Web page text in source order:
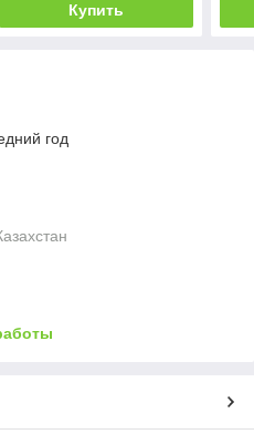
Купить
год